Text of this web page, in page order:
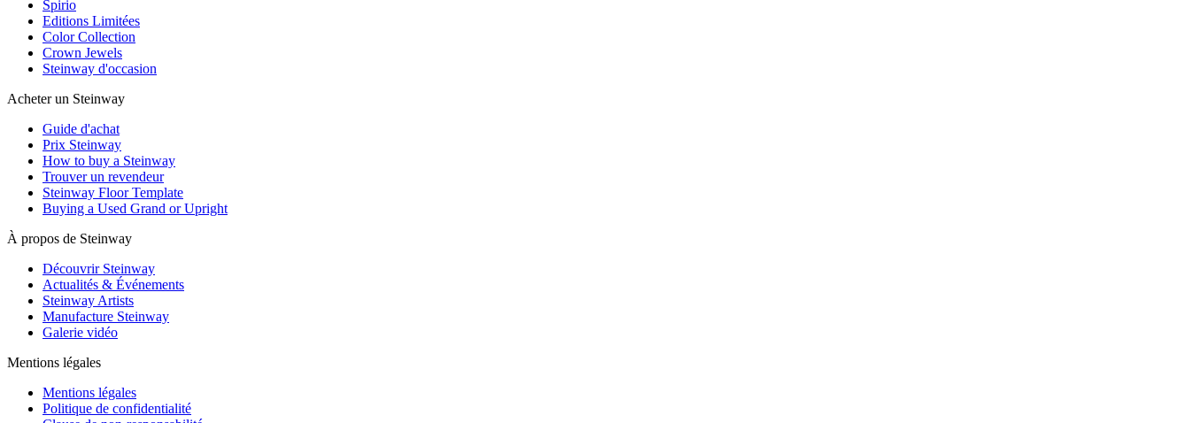
Spirio
Editions Limitées
Color Collection
Crown Jewels
Steinway d'occasion
Acheter un Steinway
Guide d'achat
Prix Steinway
How to buy a Steinway
Trouver un revendeur
Steinway Floor Template
Buying a Used Grand or Upright
À propos de Steinway
Découvrir Steinway
Actualités & Événements
Steinway Artists
Manufacture Steinway
Galerie vidéo
Mentions légales
Mentions légales
Politique de confidentialité